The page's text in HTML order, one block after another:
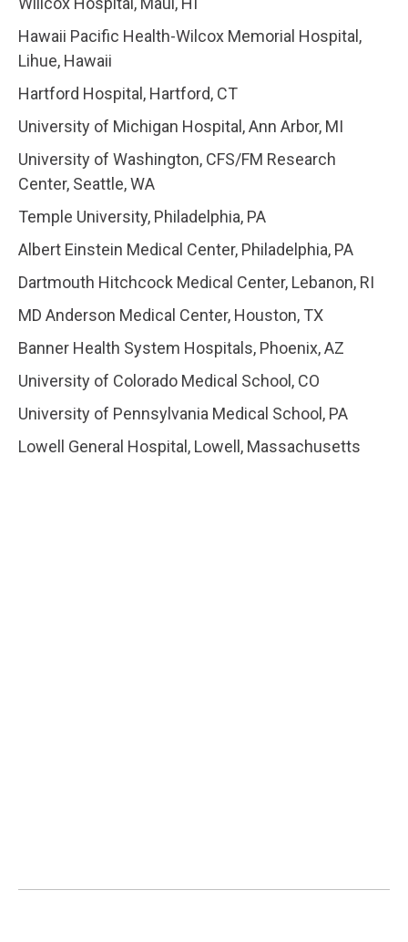
Hawaii Pacific Health-Wilcox Memorial Hospital,
Lihue, Hawaii
Hartford Hospital, Hartford, CT
University of Michigan Hospital, Ann Arbor, MI
University of Washington, CFS/FM Research
Center, Seattle, WA
Temple University, Philadelphia, PA
Albert Einstein Medical Center, Philadelphia, PA
Dartmouth Hitchcock Medical Center, Lebanon, RI
MD Anderson Medical Center, Houston, TX
Banner Health System Hospitals, Phoenix, AZ
University of Colorado Medical School, CO
University of Pennsylvania Medical School, PA
Lowell General Hospital, Lowell, Massachusetts